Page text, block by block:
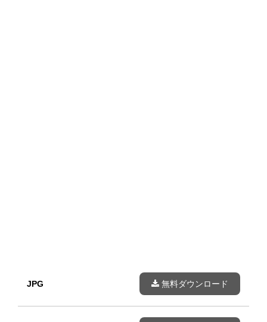
JPG 無料ダウンロード